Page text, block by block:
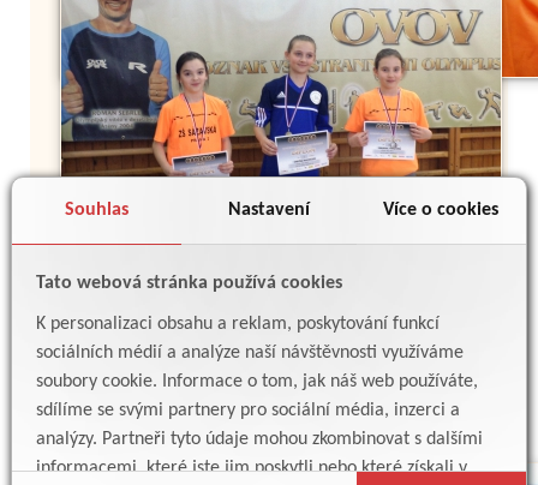
Souhlas Nastavení Více o cookies
Tato webová stránka používá cookies
K personalizaci obsahu a reklam, poskytování funkcí
sociálních médií a analýze naší návštěvnosti využíváme
soubory cookie. Informace o tom, jak náš web používáte,
sdílíme se svými partnery pro sociální média, inzerci a
analýzy. Partneři tyto údaje mohou zkombinovat s dalšími
informacemi, které jste jim poskytli nebo které získali v